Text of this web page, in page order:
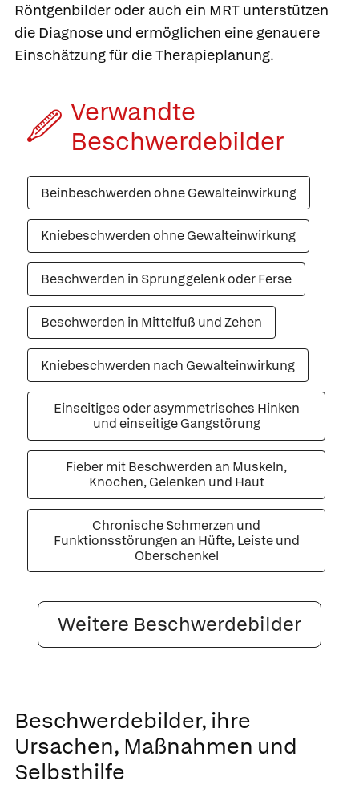
Röntgenbilder oder auch ein MRT unterstützen
die Diagnose und ermöglichen eine genauere
Einschätzung für die Therapieplanung.
Verwandte
Beschwerde­bilder
Beinbeschwerden ohne Gewalteinwirkung
Kniebeschwerden ohne Gewalteinwirkung
Beschwerden in Sprunggelenk oder Ferse
Beschwerden in Mittelfuß und Zehen
Kniebeschwerden nach Gewalteinwirkung
Einseitiges oder asymmetrisches Hinken
und einseitige Gangstörung
Fieber mit Beschwerden an Muskeln,
Knochen, Gelenken und Haut
Chronische Schmerzen und
Funktionsstörungen an Hüfte, Leiste und
Oberschenkel
Weitere Beschwerdebilder
Beschwerdebilder, ihre
Ursachen, Maßnahmen und
Selbsthilfe